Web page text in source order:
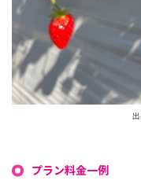
プラン料金一例